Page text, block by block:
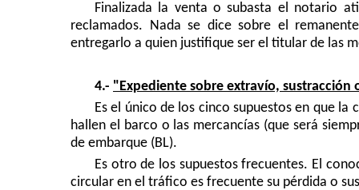
Finalizada la venta o subasta el notario
reclamados. Nada se dice sobre el
entregarlo a quien justifique ser el titular de las
4.- " Expediente sobre extravío,
Es el único de los cinco supuestos en que
hallen el barco o las mercancías (que será
de embarque (BL).
Es otro de los supuestos frecuentes. El
circular en el tráfico es frecuente su pérdida o